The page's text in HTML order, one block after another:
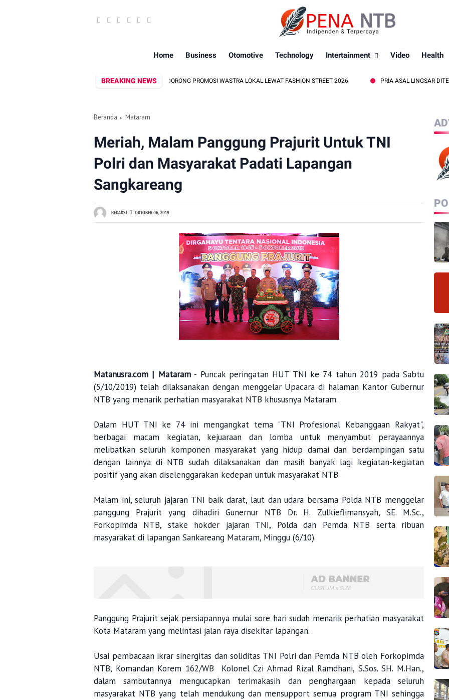
Home Business Otomotive Technology Intertainment Video Health
BREAKING NEWS
DEKRANASDA DAN DISPAR LOMBOK UTARA DORONG PROMOSI WASTRA LOKAL LEWAT FASHION STREET 2026 PRIA ASAL LINGSAR
Beranda Mataram
Meriah, Malam Panggung Prajurit Untuk TNI
Polri dan Masyarakat Padati Lapangan
Sangkareang
REDAKSI OKTOBER 06, 2019
Matanusra.com | Mataram- Puncak peringatan HUT TNI ke 74 tahun 2019 pada Sabtu
(5/10/2019) telah dilaksanakan dengan menggelar Upacara di halaman Kantor Gubernur
NTB yang menarik perhatian masyarakat NTB khususnya Mataram.
Dalam HUT TNI ke 74 ini mengangkat tema "TNI Profesional Kebanggaan Rakyat",
berbagai macam kegiatan, kejuaraan dan lomba untuk menyambut perayaannya
melibatkan seluruh komponen masyarakat yang hidup damai dan berdampingan satu
dengan lainnya di NTB sudah dilaksanakan dan masih banyak lagi kegiatan-kegiatan
positif yang akan diselenggarakan kedepan untuk masyarakat NTB.
Malam ini, seluruh jajaran TNI baik darat, laut dan udara bersama Polda NTB menggelar
panggung Prajurit yang dihadiri Gunernur NTB Dr. H. Zulkieflimansyah, SE. M.Sc.,
Forkopimda NTB, stake hokder jajaran TNI, Polda dan Pemda NTB serta ribuan
masyarakat di lapangan Sankareang Mataram, Minggu (6/10).
Panggung Prajurit sejak persiapannya mulai sore hari sudah menarik perhatian masyarakat
Kota Mataram yang melintasi jalan raya disekitar lapangan.
Usai pembacaan ikrar sinergitas dan soliditas TNI Polri dan Pemda NTB oleh Forkopimda
NTB, Komandan Korem 162/WB Kolonel Czi Ahmad Rizal Ramdhani, S.Sos. SH. M.Han.,
dalam sambutannya mengucapkan terimakasih dan penghargaan kepada seluruh
masyarakat NTB yang telah mendukung dan mensupport semua program TNI sehingga